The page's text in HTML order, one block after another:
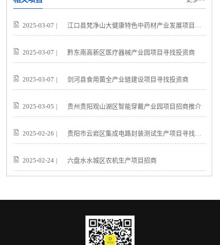
2025-03-07 江口县梵净山大健康特色中药材产业发展项目寻找投资商
2025-03-07 黔东南高新区医疗器械产业园项目寻找投资商
2025-03-07 剑河县食用菌全产业链建设项目寻找投资商
2025-03-05 贵州贵阳观山湖区智能穿戴产业园项目招商推介
2025-02-26 贵阳市云岩区集成电路封装测试生产项目寻找投资商
2025-02-24 六盘水水城区农机生产项目招商